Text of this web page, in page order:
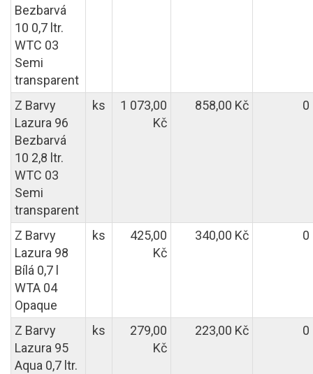
Bezbarvá
10 0,7 ltr.
WTC 03
Semi
transparent
Z Barvy
Lazura 96
Bezbarvá
10 2,8 ltr.
WTC 03
Semi
transparent
ks
1 073,00
Kč
858,00 Kč 0
Z Barvy
Lazura 98
Bílá 0,7 l
WTA 04
Opaque
ks
425,00
Kč
340,00 Kč 0
Z Barvy
Lazura 95
Aqua 0,7 ltr.
ks
279,00
Kč
223,00 Kč 0